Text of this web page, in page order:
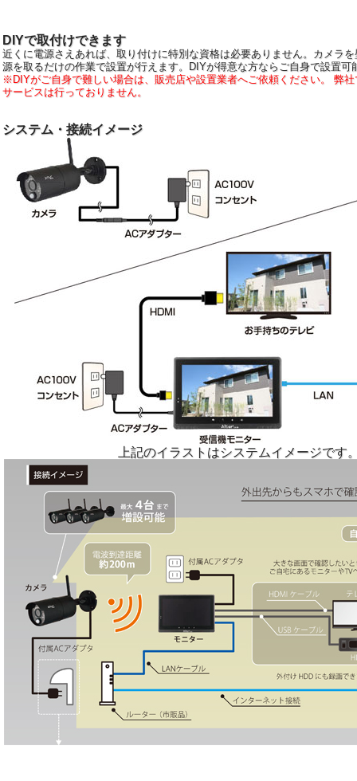
DIYで取付けできます
近くに電源さえあれば、取り付けに特別な資格は必要ありません。カメラ
源を取るだけの作業で設置が行えます。DIYが得意な方ならご自身で設置可
※DIYがご自身で難しい場合は、販売店や設置業者へご依頼ください。 弊
サービスは行っておりません。
システム・接続イメージ
上記のイラストはシステムイメージです